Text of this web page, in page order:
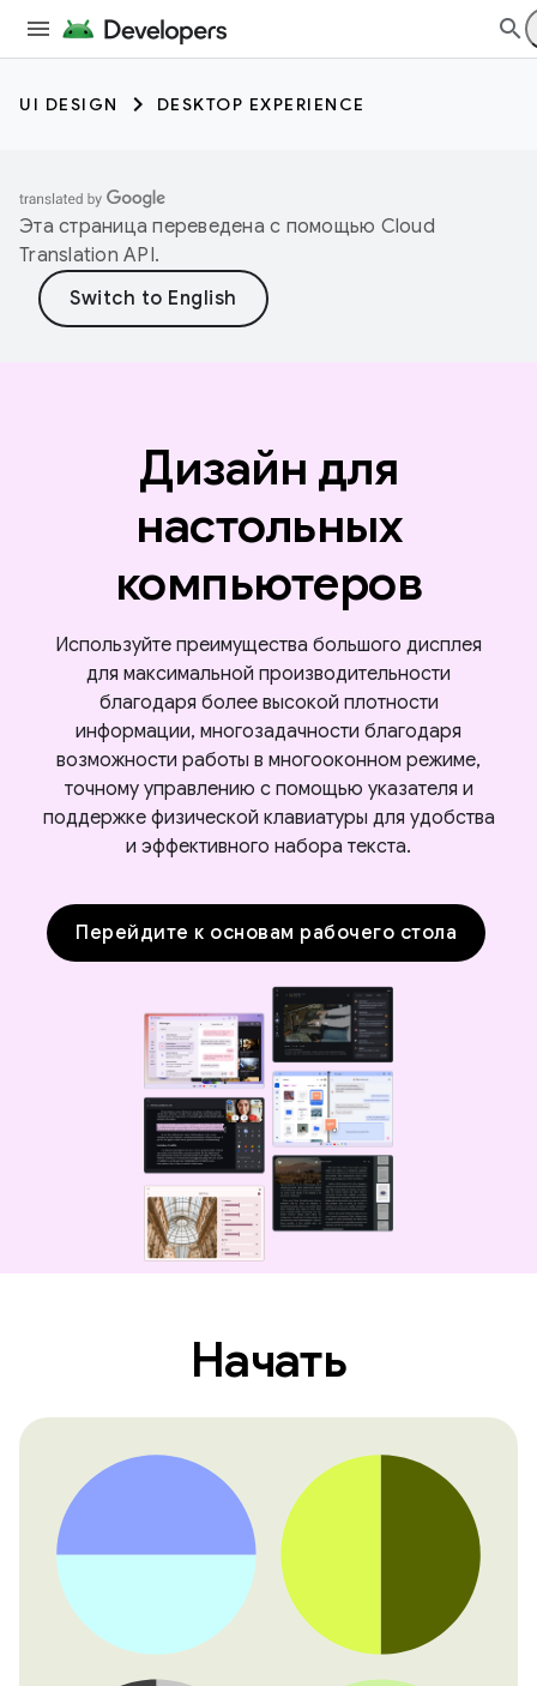
UI DESIGN DESKTOP EXPERIENCE
Эта страница переведена с помощью Cloud
Translation API.
Дизайн для
настольных
компьютеров
Используйте преимущества большого дисплея
для максимальной производительности
благодаря более высокой плотности
информации, многозадачности благодаря
возможности работы в многооконном режиме,
точному управлению с помощью указателя и
поддержке физической клавиатуры для удобства
и эффективного набора текста.
Перейдите к основам рабочего стола
Начать